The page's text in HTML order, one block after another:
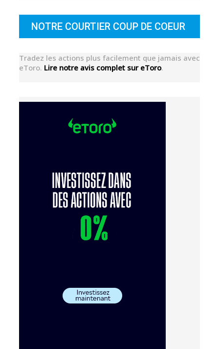
NOTRE COURTIER COUP DE COEUR
Tradez les actions plus facilement que jamais avec
eToro. Lire notre avis complet sur eToro.